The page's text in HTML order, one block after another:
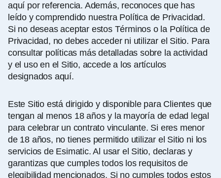
aquí por referencia. Además, reconoces que has
leído y comprendido nuestra Política de Privacidad.
Si no deseas aceptar estos Términos o la Política de
Privacidad, no debes acceder ni utilizar el Sitio. Para
consultar políticas más detalladas sobre la actividad
y el uso en el Sitio, accede a los artículos
designados aquí.
Este Sitio está dirigido y disponible para Clientes que
tengan al menos 18 años y la mayoría de edad legal
para celebrar un contrato vinculante. Si eres menor
de 18 años, no tienes permitido utilizar el Sitio ni los
servicios de Esimatic. Al usar el Sitio, declaras y
garantizas que cumples todos los requisitos de
elegibilidad mencionados. Si no cumples todos estos